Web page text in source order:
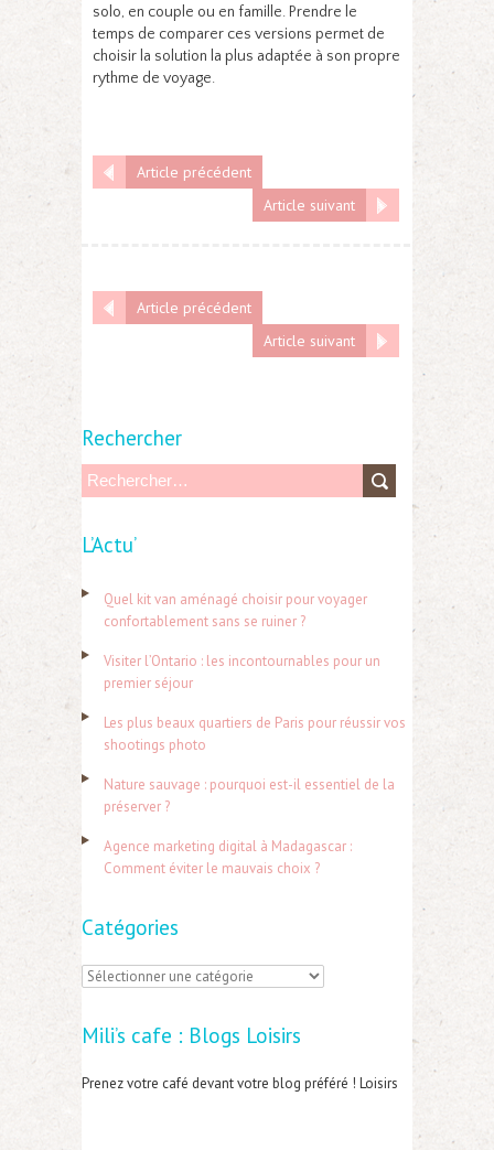
solo, en couple ou en famille. Prendre le
temps de comparer ces versions permet de
choisir la solution la plus adaptée à son propre
rythme de voyage.
Article précédent
Article suivant
Article précédent
Article suivant
Rechercher
h
r
:
L’Actu’
Quel kit van aménagé choisir pour voyager
confortablement sans se ruiner ?
Visiter l’Ontario : les incontournables pour un
premier séjour
Les plus beaux quartiers de Paris pour réussir vos
shootings photo
Nature sauvage : pourquoi est-il essentiel de la
préserver ?
Agence marketing digital à Madagascar :
Comment éviter le mauvais choix ?
Catégories
C
t
é
Mili’s cafe : Blogs Loisirs
Prenez votre café devant votre blog préféré ! Loisirs